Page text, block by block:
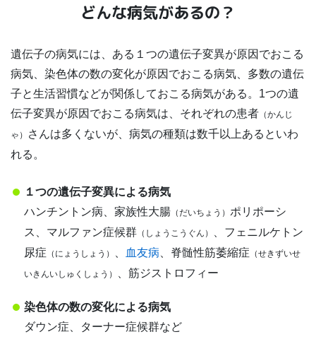
どんな病気があるの？
遺伝子の病気には、ある１つの遺伝子変異が原因でおこる
病気、染色体の数の変化が原因でおこる病気、多数の遺伝
子と生活習慣などが関係しておこる病気がある。1つの遺
伝子変異が原因でおこる病気は、それぞれの患者 （かんじ
ゃ）
さんは多くないが、病気の種類は数千以上あるといわ
れる。
１つの遺伝子変異による病気
ハンチントン病、家族性大腸 （だいちょう）ポリポーシ
ス、マルファン症候群 （しょうこうぐん）
、フェニルケトン
尿症 （にょうしょう） 血友病 、脊髄性筋萎縮症 （せきずいせ
いきんいしゅくしょう） 、筋ジストロフィー
染色体の数の変化による病気
ダウン症、ターナー症候群など